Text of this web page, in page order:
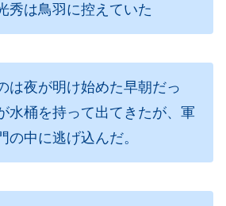
秀は鳥羽に控えていた
は夜が明け始めた早朝だっ
水桶を持って出てきたが、軍
の中に逃げ込んだ。